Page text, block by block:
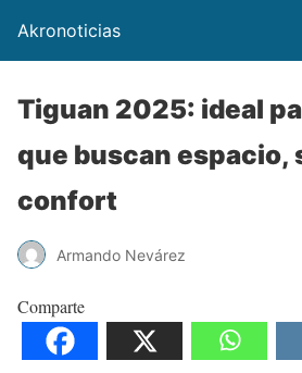
Akronoticias
Tiguan 2025: ideal
que buscan espacio,
confort
Armando Nevárez
Comparte